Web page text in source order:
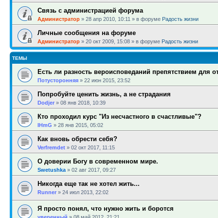
Связь с администрацией форума
Администратор » 28 апр 2010, 10:11 » в форуме Радость жизни
Личные сообщения на форуме
Администратор » 20 окт 2009, 15:08 » в форуме Радость жизни
ТЕМЫ
Есть ли разность вероисповеданий препятствием для
Потусторонняя » 22 июн 2015, 23:52
Попробуйте ценить жизнь, а не страдания
Dodjer » 08 янв 2018, 10:39
Кто проходил курс "Из несчастного в счастливые"?
IHmG » 28 янв 2015, 05:02
Как вновь обрести себя?
Verfremdet » 02 окт 2017, 11:15
О доверии Богу в современном мире.
Swetushka » 02 авг 2017, 09:27
Никогда еще так не хотел жить...
Runner » 24 июл 2013, 22:02
Я просто понял, что нужно жить и боротся